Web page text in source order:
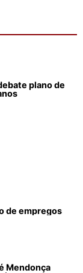
plano de
de empregos
Mendonça